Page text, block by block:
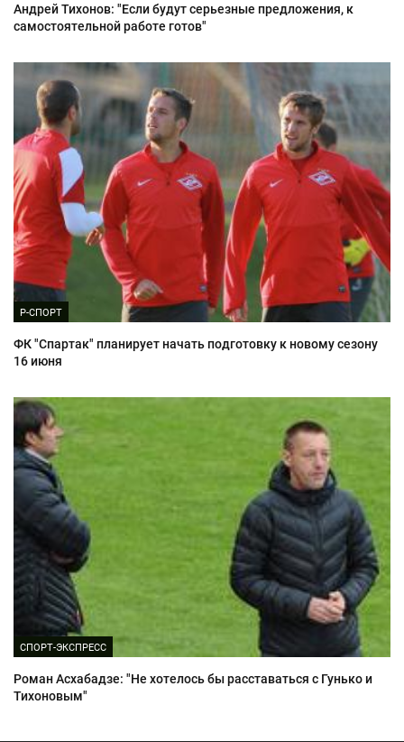
Андрей Тихонов: "Если будут серьезные предложения, к
самостоятельной работе готов"
Р-СПОРТ
ФК "Спартак" планирует начать подготовку к новому сезону
16 июня
СПОРТ-ЭКСПРЕСС
Роман Асхабадзе: "Не хотелось бы расставаться с Гунько и
Тихоновым"